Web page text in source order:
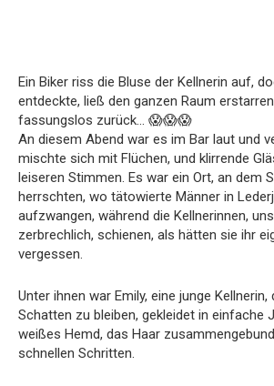
Ein Biker riss die Bluse der Kellnerin auf,
entdeckte, ließ den ganzen Raum
fassungslos zurück… 😱😱😱
An diesem Abend war es im Bar laut und
mischte sich mit Flüchen, und klirrende
leiseren Stimmen. Es war ein Ort, an dem
herrschten, wo tätowierte Männer in
aufzwangen, während die Kellnerinnen,
zerbrechlich, schienen, als hätten sie ihr
vergessen.
Unter ihnen war Emily, eine junge
Schatten zu bleiben, gekleidet in einfache
weißes Hemd, das Haar
schnellen Schritten.